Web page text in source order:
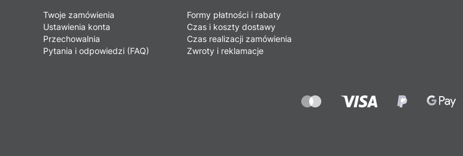
Twoje zamówienia
Ustawienia konta
Przechowalnia
Pytania i odpowiedzi (FAQ)
Formy płatności i rabaty
Czas i koszty dostawy
Czas realizacji zamówienia
Zwroty i reklamacje